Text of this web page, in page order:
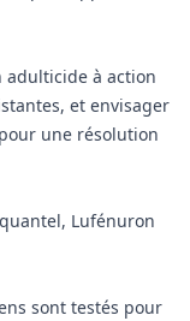
à action
et envisager
une résolution
Lufénuron
sont testés pour